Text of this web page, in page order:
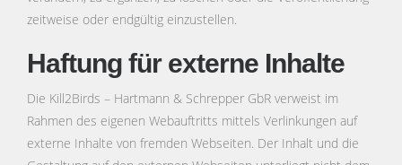
zeitweise oder endgültig einzustellen.
Haftung für externe Inhalte
Die Kill2Birds – Hartmann & Schrepper GbR verweist im
Rahmen des eigenen Webauftritts mittels Verlinkungen auf
externe Inhalte von fremden Webseiten. Der Inhalt und die